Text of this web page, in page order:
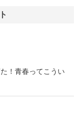
！青春ってこうい